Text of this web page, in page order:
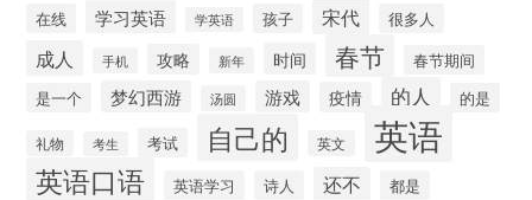
在线 学习英语 学英语 孩子 宋代 很多人
成人 手机 攻略 新年 时间 春节
春节期间
是一个
梦幻西游 汤圆 游戏 疫情 的人 的是
礼物 考生 考试 自己的 英文 英语
英语口语 英语学习 诗人 还不 都是